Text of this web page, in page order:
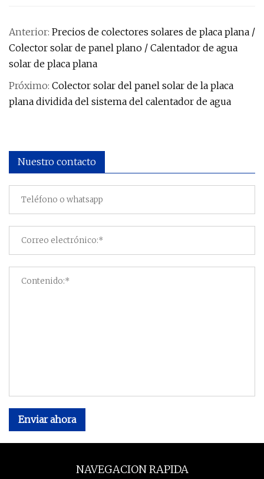
Anterior: Precios de colectores solares de placa plana /
Colector solar de panel plano / Calentador de agua
solar de placa plana
Próximo: Colector solar del panel solar de la placa
plana dividida del sistema del calentador de agua
Nuestro contacto
Enviar ahora
NAVEGACION RAPIDA